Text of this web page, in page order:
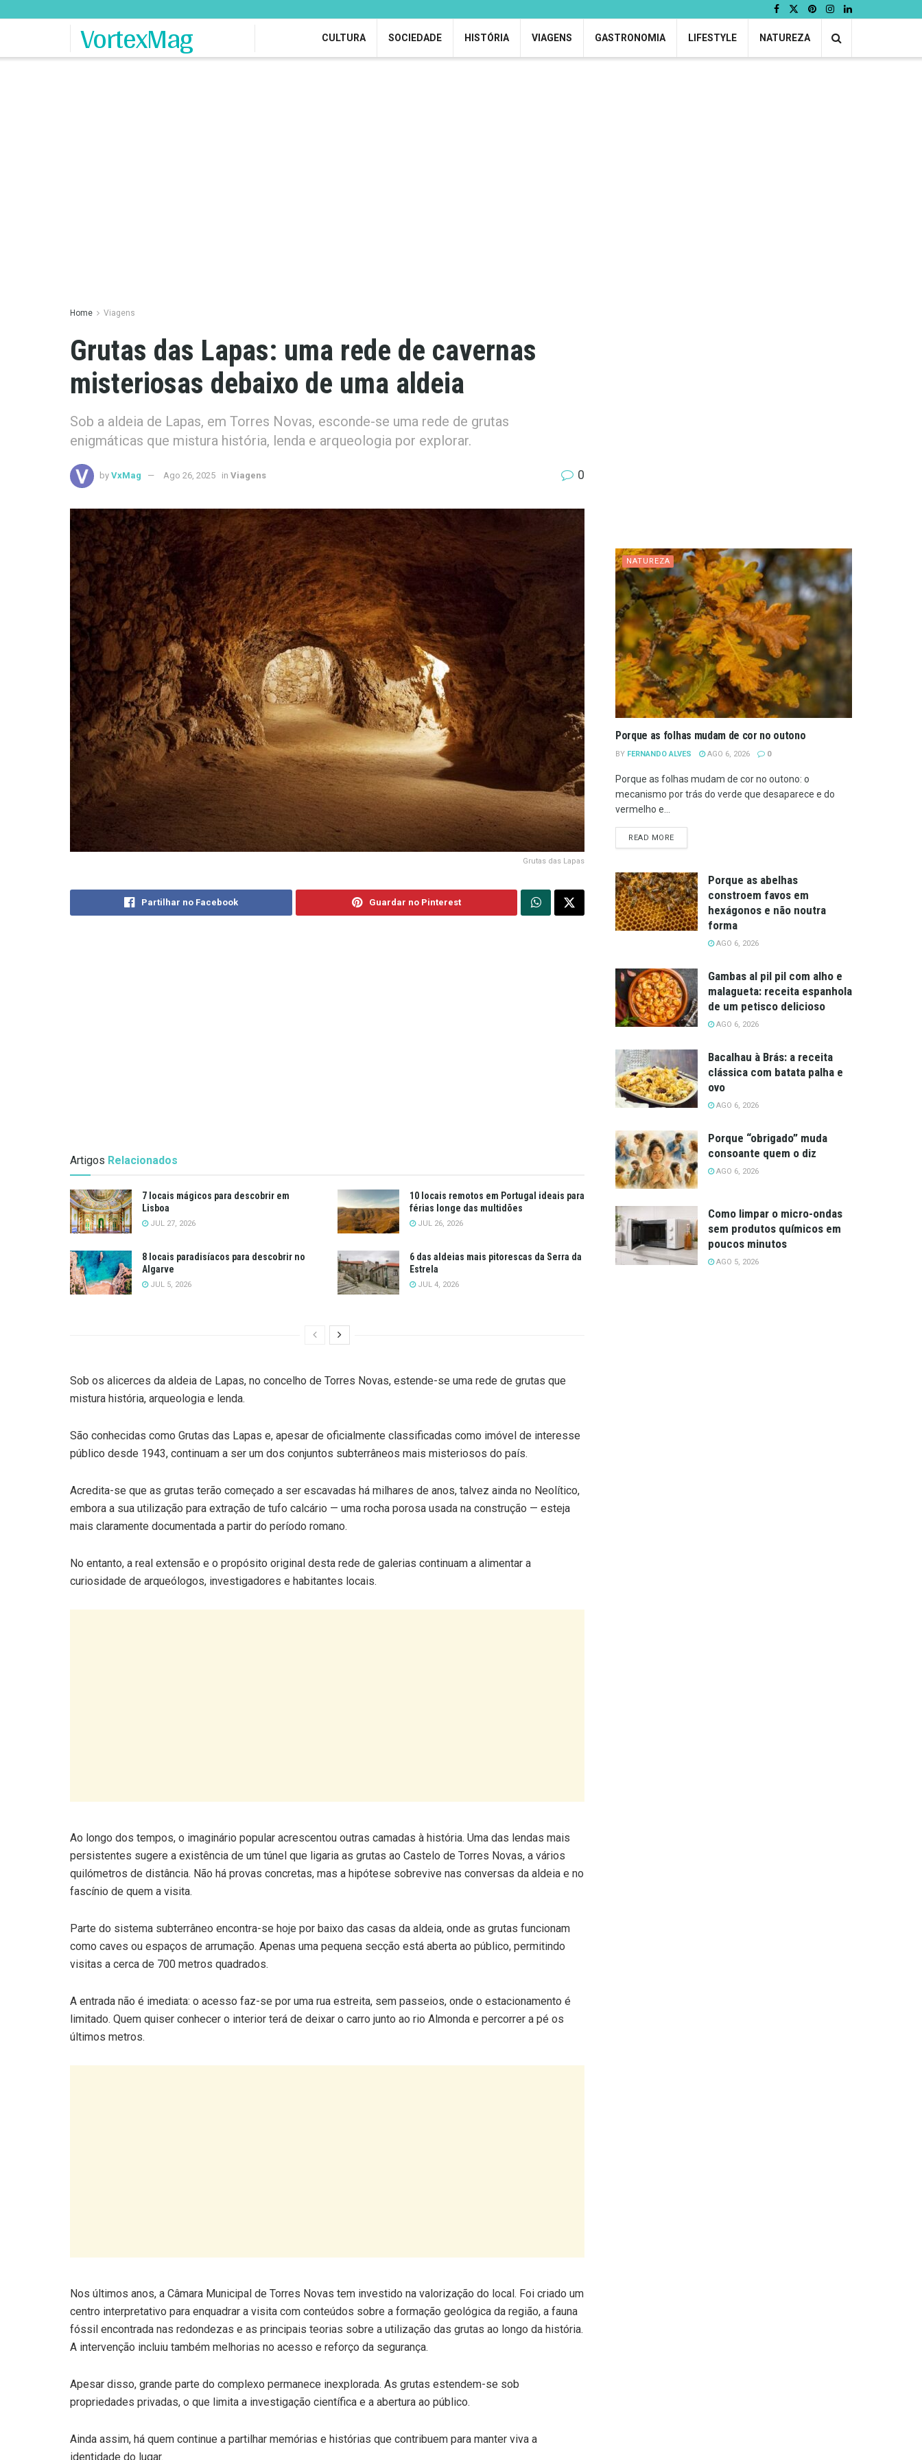
VortexMag CULTURA SOCIEDADE HISTÓRIA VIAGENS GASTRONOMIA LIFESTYLE NATUREZA
Home Viagens
Grutas das Lapas: uma rede de cavernas
misteriosas debaixo de uma aldeia
Sob a aldeia de Lapas, em Torres Novas, esconde-se uma rede de grutas
enigmáticas que mistura história, lenda e arqueologia por explorar.
by VxMag Ago 26, 2025 in Viagens 0
Grutas das Lapas
Partilhar no Facebook Guardar no Pinterest
Artigos Relacionados
7 locais mágicos para descobrir em
Lisboa
JUL 27, 2026
10 locais remotos em Portugal ideais para
férias longe das multidões
JUL 26, 2026
8 locais paradisíacos para descobrir no
Algarve
JUL 5, 2026
6 das aldeias mais pitorescas da Serra da
Estrela
JUL 4, 2026
Sob os alicerces da aldeia de Lapas, no concelho de Torres Novas, estende-se uma rede de grutas que
mistura história, arqueologia e lenda.
São conhecidas como Grutas das Lapas e, apesar de oficialmente classificadas como imóvel de interesse
público desde 1943, continuam a ser um dos conjuntos subterrâneos mais misteriosos do país.
Acredita-se que as grutas terão começado a ser escavadas há milhares de anos, talvez ainda no Neolítico,
embora a sua utilização para extração de tufo calcário — uma rocha porosa usada na construção — esteja
mais claramente documentada a partir do período romano.
No entanto, a real extensão e o propósito original desta rede de galerias continuam a alimentar a
curiosidade de arqueólogos, investigadores e habitantes locais.
quilómetros de distância. Não há provas concretas, mas a hipótese sobrevive nas conversas da aldeia e no
fascínio de quem a visita.
Parte do sistema subterrâneo encontra-se hoje por baixo das casas da aldeia, onde as grutas funcionam
A entrada não é imediata: o acesso faz-se por uma rua estreita, sem passeios, onde o estacionamento é
centro interpretativo para enquadrar a visita com conteúdos sobre a formação geológica da região, a fauna
A intervenção incluiu também melhorias no acesso e reforço da segurança.
Apesar disso, grande parte do complexo permanece inexplorada. As grutas estendem-se sob
propriedades privadas, o que limita a investigação científica e a abertura ao público.
Ainda assim, há quem continue a partilhar memórias e histórias que contribuem para manter viva a
identidade do lugar.
É o caso de Vítor “Cartaxo”, habitante da aldeia que há anos acompanha visitantes pelas grutas. A ele se
devem muitos dos relatos orais sobre a descoberta de artefactos antigos e até da imagem de Nossa
NATUREZA
Porque as folhas mudam de cor no outono
BY FERNANDO ALVES AGO 6, 2026 0
Porque as folhas mudam de cor no outono: o
mecanismo por trás do verde que desaparece e do
vermelho e...
READ MOREDETAILS
Porque as abelhas
constroem favos em
hexágonos e não noutra
forma
AGO 6, 2026
Gambas al pil pil com alho e
malagueta: receita espanhola
de um petisco delicioso
AGO 6, 2026
Bacalhau à Brás: a receita
clássica com batata palha e
ovo
AGO 6, 2026
Porque “obrigado” muda
consoante quem o diz
AGO 6, 2026
Como limpar o micro-ondas
sem produtos químicos em
poucos minutos
AGO 5, 2026